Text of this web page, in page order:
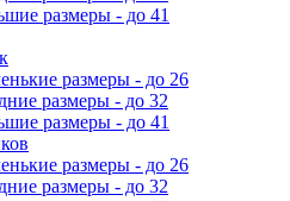
размеры - до 41
размеры - до 26
размеры - до 32
размеры - до 41
размеры - до 26
размеры - до 32